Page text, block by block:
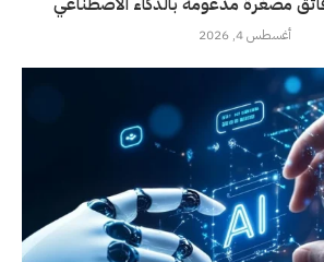
أغسطس 4, 2026